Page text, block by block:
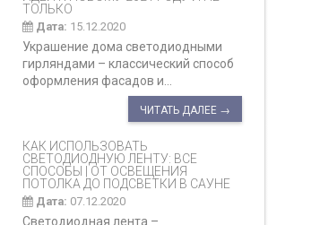
ТОЛЬКО
Дата: 15.12.2020
Украшение дома светодиодными
гирляндами – классический способ
оформления фасадов и...
ЧИТАТЬ ДАЛЕЕ →
КАК ИСПОЛЬЗОВАТЬ
СВЕТОДИОДНУЮ ЛЕНТУ: ВСЕ
СПОСОБЫ | ОТ ОСВЕЩЕНИЯ
ПОТОЛКА ДО ПОДСВЕТКИ В САУНЕ
Дата: 07.12.2020
Светодиодная лента –